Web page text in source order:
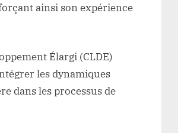
ainsi son expérience
Élargi (CLDE)
les dynamiques
dans les processus de